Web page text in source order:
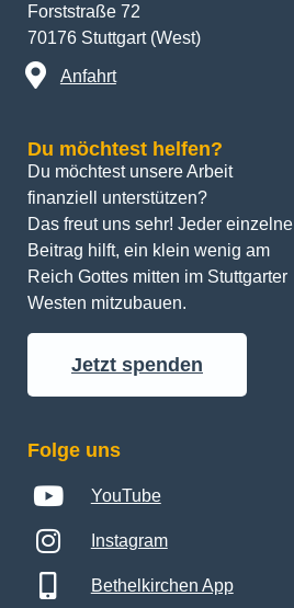
Forststraße 72
70176 Stuttgart (West)
Anfahrt
Du möchtest helfen?
Du möchtest unsere Arbeit
finanziell unterstützen?
Das freut uns sehr! Jeder einzelne
Beitrag hilft, ein klein wenig am
Reich Gottes mitten im Stuttgarter
Westen mitzubauen.
Jetzt spenden
Folge uns
YouTube
Instagram
Bethelkirchen App